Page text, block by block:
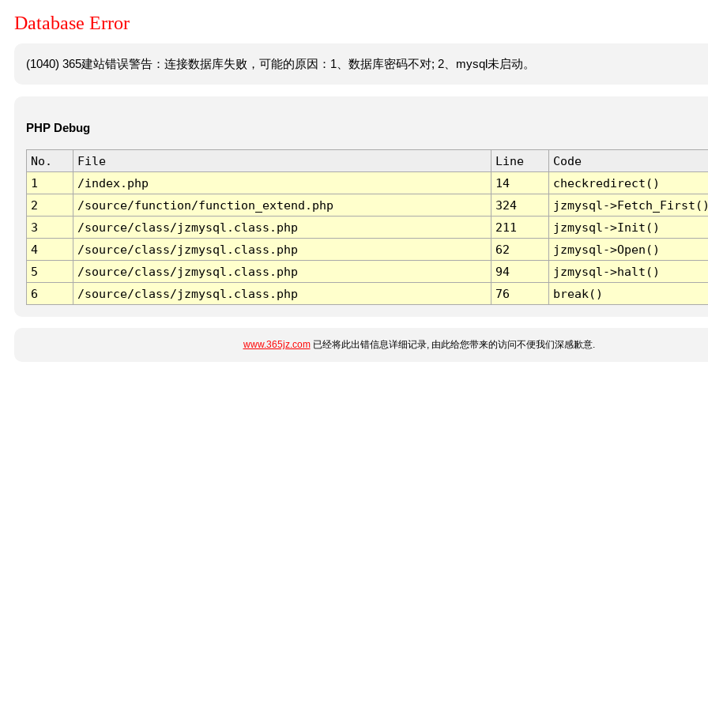
Database Error
(1040) 365建站错误警告：连接数据库失败，可能的原因：1、数据库密码不对; 2、mysql未启动。
PHP Debug
No. File Line
Code
1
/index.php 14
checkredirect()
2
/source/function/function_extend.php 324
jzmysql-
3
/source/class/jzmysql.class.php 211
jzmysql->Init()
4
/source/class/jzmysql.class.php 62
jzmysql->Open()
5
/source/class/jzmysql.class.php 94
jzmysql->halt()
6
/source/class/jzmysql.class.php 76 break()
www.365jz.com已经将此出错信息详细记录, 由此给您带来的访问不便我们深感歉意.